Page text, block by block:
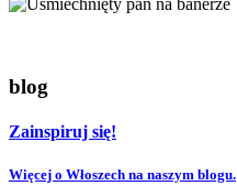
blog
Zainspiruj się!
Więcej o Włoszech na naszym blogu.